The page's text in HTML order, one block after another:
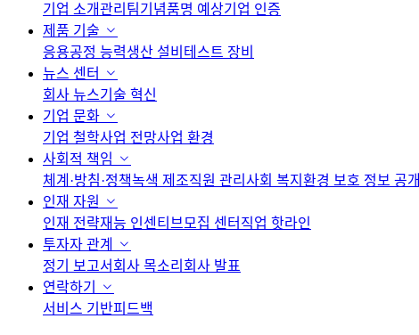
기업 소개관리팀기념품명 예상기업 인증
제품 기술
응용공정 능력생산 설비 테스트 장비
뉴스 센터
회사 뉴스기술 혁신
기업 문화
기업 철학사업 전망사업 환경
사회적 책임
체계·방침·정책녹색 제조직원 관리 사회 복지 환경 보호 정보 공개
인재 자원
인재 전략재능 인센티브 모집 센터 직업 핫라인
투자자 관계
정기 보고서 회사 목소리 회사 발표
연락하기
서비스 기반피드백